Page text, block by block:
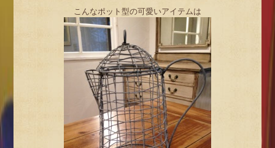
こんなポット型の可愛いアイテムは